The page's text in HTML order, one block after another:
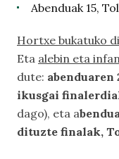
Abenduak 15,
Hortxe bukatuko
Eta alebin eta
dute:
ikusgai
dago), eta a
dituzte finalak,